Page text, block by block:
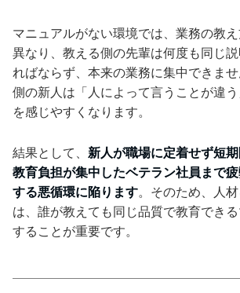
マニュアルがない環境では、業務の教
異なり、教える側の先輩は何度も同じ
ればならず、本来の業務に集中できま
側の新人は「人によって言うことが違
を感じやすくなります。
結果として、 新人が職場に定着せず短期
教育負担が集中したベテラン社員まで
する悪循環に陥ります。そのため、人
は、誰が教えても同じ品質で教育でき
することが重要です。